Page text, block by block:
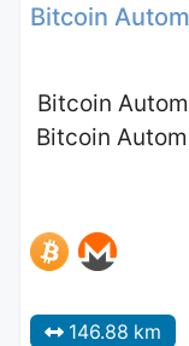
Bitcoin
Bitcoin
Bitcoin
146.88 km